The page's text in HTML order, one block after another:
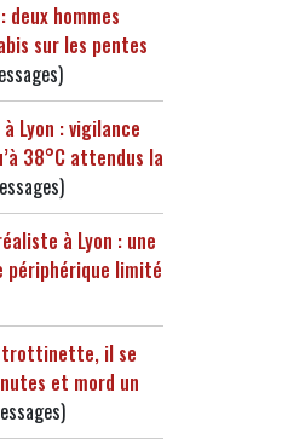
deux hommes
sur les pentes
Lyon : vigilance
38°C attendus la
à Lyon : une
limité
trottinette, il se
et mord un